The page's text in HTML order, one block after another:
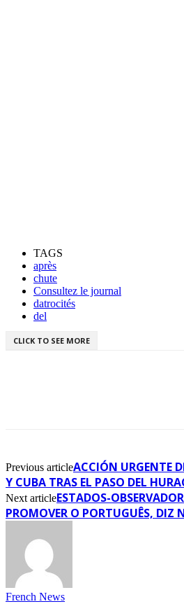
TAGS
après
chute
Consultez le journal
datrocités
del
CLICK TO SEE MORE
Previous articleACCIÓN URGENTE
Y CUBA TRAS EL PASO DEL
Next articleESTADOS-
PROMOVER O PORTUGUÊS, DIZ
French News